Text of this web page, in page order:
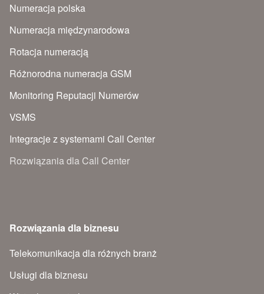
Numeracja polska
Numeracja międzynarodowa
Rotacja numeracją
Różnorodna numeracja GSM
Monitoring Reputacji Numerów
VSMS
Integracje z systemami Call Center
Rozwiązania dla Call Center
Rozwiązania dla biznesu
Telekomunikacja dla różnych branż
Usługi dla biznesu